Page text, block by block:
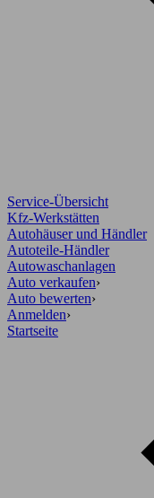
Service-Übersicht
Kfz-Werkstätten
Autohäuser und Händler
Autoteile-Händler
Autowaschanlagen
Auto verkaufen›
Auto bewerten›
Anmelden›
Startseite